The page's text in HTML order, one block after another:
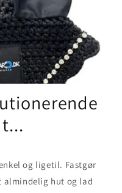
og ligetil. Fastgør
almindelig hut og lad